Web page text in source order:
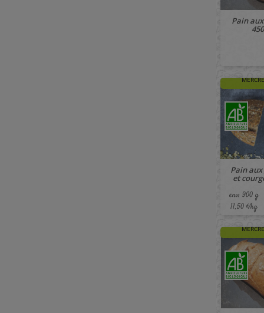
Pain
Pain
et
env. 900 g
11,50 €/kg
🚚 À
🚚 À